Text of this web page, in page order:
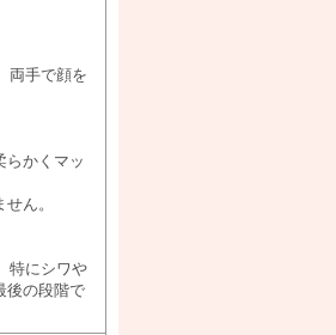
両手で顔を
らかくマッ
ん。
特にシワや
後の段階で